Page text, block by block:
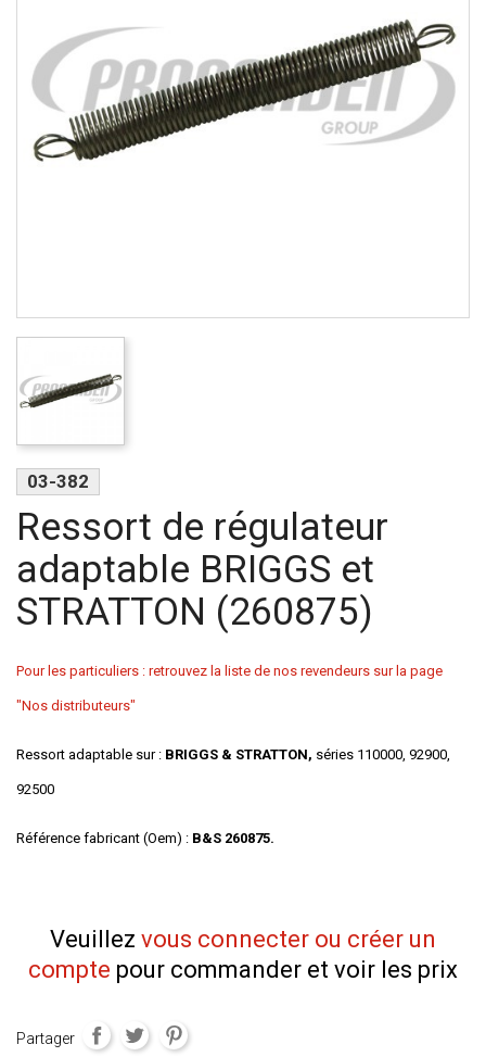
03-382
Ressort de régulateur
adaptable BRIGGS et
STRATTON (260875)
Pour les particuliers : retrouvez la liste de nos revendeurs sur la page
"Nos distributeurs"
Ressort adaptable sur : BRIGGS & STRATTON, séries 110000, 92900,
92500
Référence fabricant (Oem) : B&S 260875.
Veuillez vous connecter ou créer un
compte pour commander et voir les prix
Partager